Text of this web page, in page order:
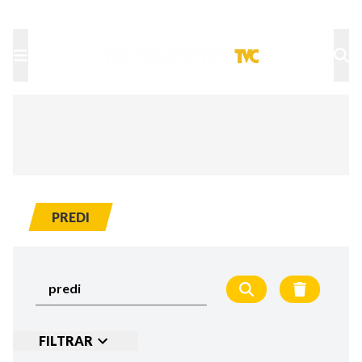
PREDI
FILTRAR